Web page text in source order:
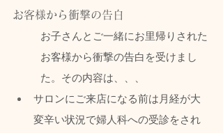
お客様から衝撃の告白
お子さんとご一緒にお里帰りされた
お客様から衝撃の告白を受けまし
た。その内容は、、、
サロンにご来店になる前は月経が大
変辛い状況で婦人科への受診をされ